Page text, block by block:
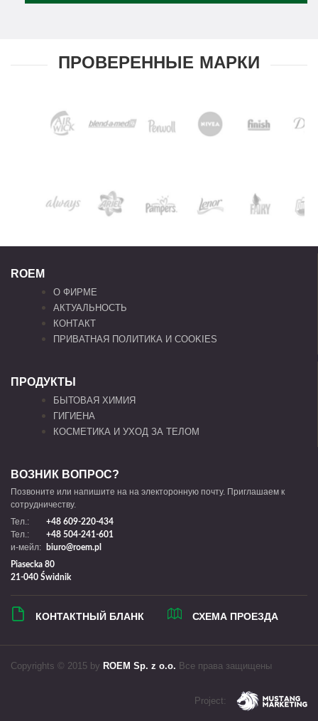
ПРОВЕРЕННЫЕ МАРКИ
ROEM
О ФИРМЕ
АКТУАЛЬНОСТЬ
КОНТАКТ
ПРИВАТНАЯ ПОЛИТИКА И COOKIES
ПРОДУКТЫ
БЫТОВАЯ ХИМИЯ
ГИГИЕНА
КОСМЕТИКА И УХОД ЗА ТЕЛОМ
ВОЗНИК ВОПРОС?
Позвоните или напишите на на электоронную почту. Приглашаем к
сотрудничеству.
Тел.:
+48 609-220-434
Тел.: +48 504-241-601
и-мейл:
biuro@roem.pl
Piasecka 80
21-040 Świdnik
КОНТАКТНЫЙ БЛАНК СХЕМА ПРОЕЗДА
Copyrights © 2015 by ROEM Sp. z o.o. Все права защищены
Project: